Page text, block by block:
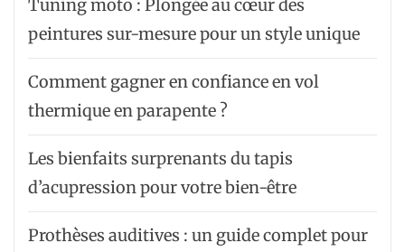
Tuning moto : Plongée au cœur des
peintures sur-mesure pour un style unique
Comment gagner en confiance en vol
thermique en parapente ?
Les bienfaits surprenants du tapis
d’acupression pour votre bien-être
Prothèses auditives : un guide complet pour